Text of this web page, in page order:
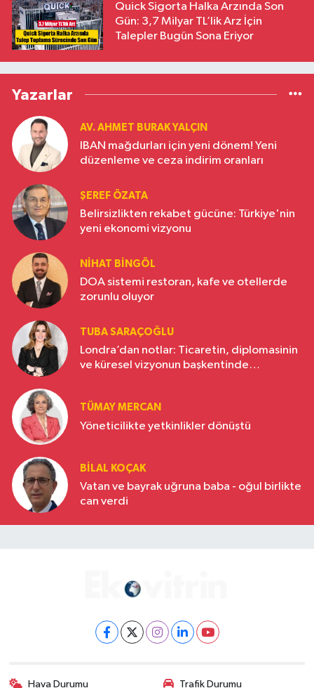
Quick Sigorta Halka Arzında Son
Gün: 3,7 Milyar TL’lik Arz İçin
Talepler Bugün Sona Eriyor
Yazarlar
AV. AHMET BURAK YALÇIN
IBAN mağdurları için yeni dönem! Yeni
düzenleme ve ceza indirim oranları
ŞEREF ÖZATA
Belirsizlikten rekabet gücüne: Türkiye'nin
yeni ekonomi vizyonu
NIHAT BINGÖL
DOA sistemi restoran, kafe ve otellerde
zorunlu oluyor
TUBA SARAÇOĞLU
Londra’dan notlar: Ticaretin, diplomasinin
ve küresel vizyonun başkentinde
TÜMAY MERCAN
Yöneticilikte yetkinlikler dönüştü
BILAL KOÇAK
Vatan ve bayrak uğruna baba - oğul birlikte
can verdi
Hava Durumu Trafik Durumu